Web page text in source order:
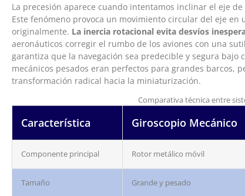
La precesión aparece cuando intentamos inclinar el eje
Este fenómeno provoca un movimiento circular del eje
originalmente. La inercia rotacional evita desvíos
aeronáuticos corregir el rumbo de los aviones con una
garantiza que la navegación sea predecible y segura
mecánicos pesados eran perfectos para grandes barcos,
transformación radical hacia la miniaturización.
Comparativa técnica entre
Característica Giroscopio Mecánico
Componente principal Rotor metálico móvil
Tamaño Grande y pesado